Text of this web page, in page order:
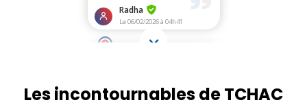
Les incontournables de TCHAC